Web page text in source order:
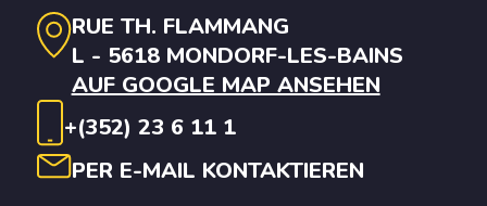
RUE TH. FLAMMANG
L - 5618 MONDORF-LES-BAINS
AUF GOOGLE MAP ANSEHEN
+(352) 23 6 11 1
PER E-MAIL KONTAKTIEREN